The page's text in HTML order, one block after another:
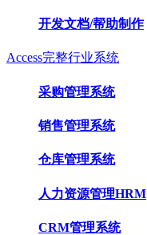
开发文档/帮助制作
Access完整行业系统
采购管理系统
销售管理系统
仓库管理系统
人力资源管理HRM
CRM管理系统